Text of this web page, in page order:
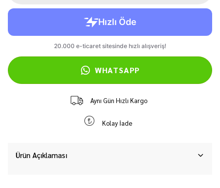
WHATSAPP
Aynı Gün Hızlı Kargo
Kolay İade
Ürün Açıklaması